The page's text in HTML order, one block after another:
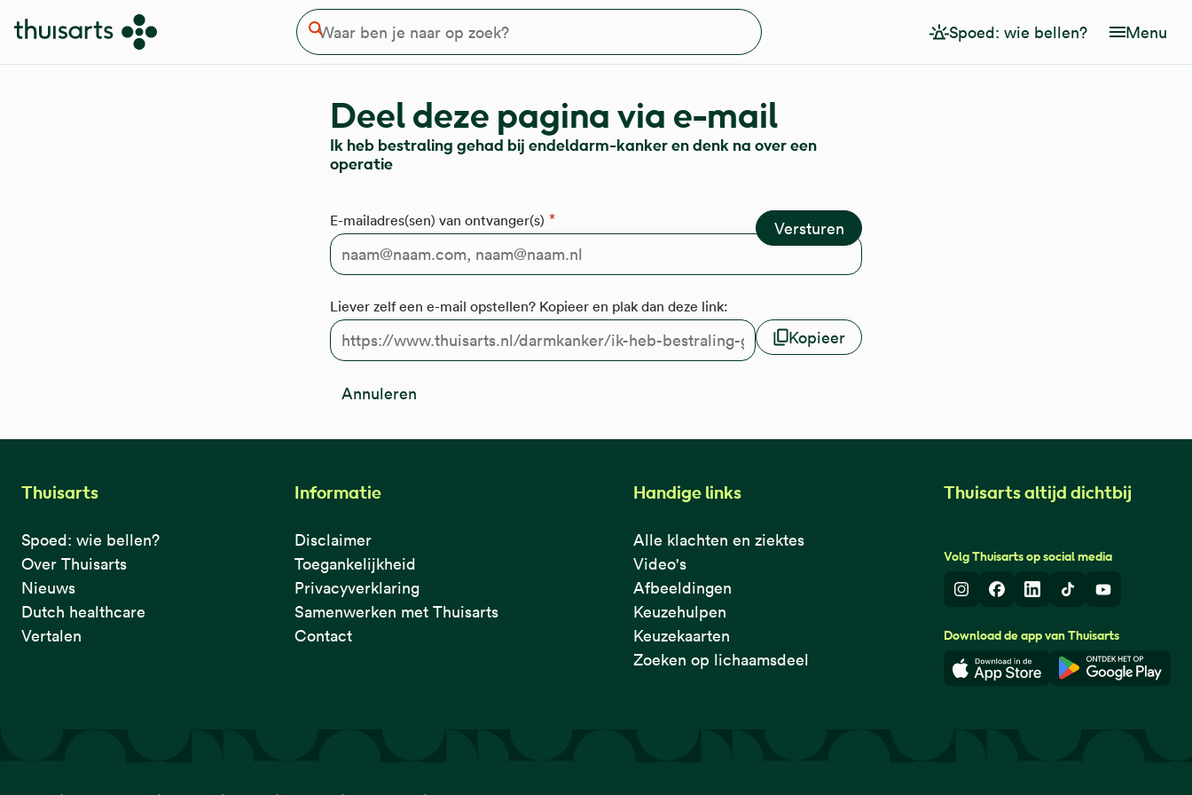
Overslaan en naar de inhoud gaan Waar ben je naar op zoek?
Zoeken Spoed: wie bellen? Menu
Deel deze pagina via e-mail
Ik heb bestraling gehad bij endeldarm-kanker en denk na over een
operatie
E-mailadres(sen) van ontvanger(s)
Liever zelf een e-mail opstellen? Kopieer en plak dan deze link:
Kopieer
Annuleren
Thuisarts
Spoed: wie bellen?
Over Thuisarts
Nieuws
Dutch healthcare
Vertalen
Informatie
Disclaimer
Toegankelijkheid
Privacyverklaring
Samenwerken met Thuisarts
Contact
Handige links
Alle klachten en ziektes
Video's
Afbeeldingen
Keuzehulpen
Keuzekaarten
Zoeken op lichaamsdeel
Thuisarts altijd dichtbij
Volg Thuisarts op social media
InstagramFacebook
LinkedInTikTokYoutube
Download de app van Thuisarts
Download in de App Store
Download